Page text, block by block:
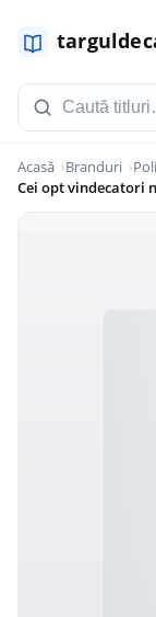
Acasă Branduri
Cei opt vindecatori